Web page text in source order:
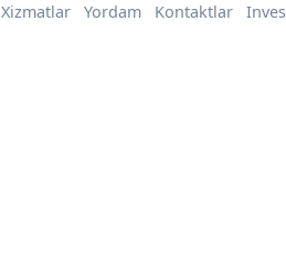
Xizmatlar Yordam Kontaktlar